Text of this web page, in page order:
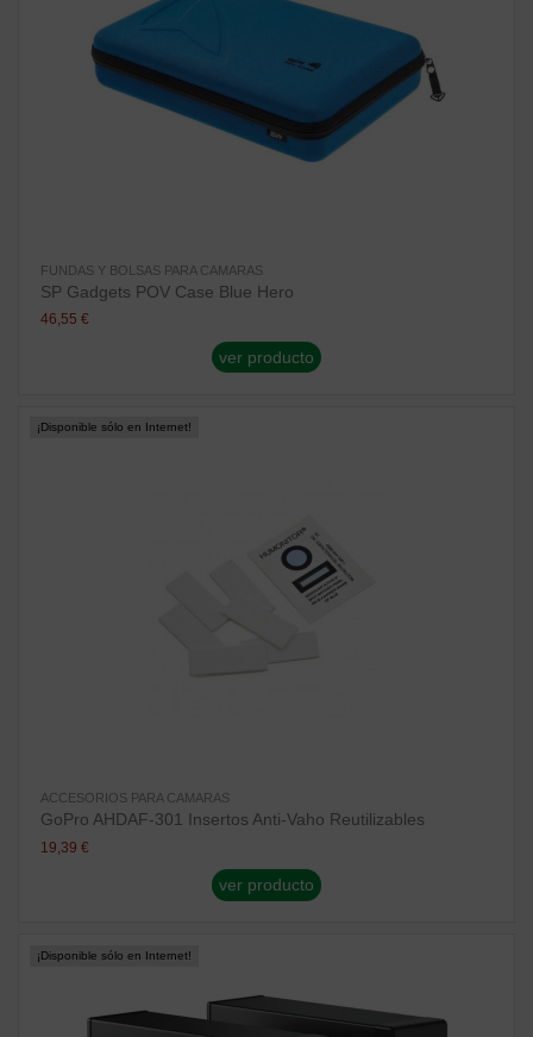
FUNDAS Y BOLSAS PARA CAMARAS
SP Gadgets POV Case Blue Hero
46,55 €
ver producto
¡Disponible sólo en Internet!
ACCESORIOS PARA CAMARAS
GoPro AHDAF-301 Insertos Anti-Vaho Reutilizables
19,39 €
ver producto
¡Disponible sólo en Internet!